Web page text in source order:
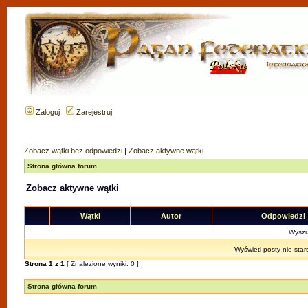
Zaloguj Zarejestruj
Zobacz wątki bez odpowiedzi | Zobacz aktywne wątki
Strona główna forum
Zobacz aktywne wątki
Wątki Autor Odpowiedzi
Wyświetl posty nie
Strona 1 z 1 [ Znalezione wyniki: 0 ]
Strona główna forum